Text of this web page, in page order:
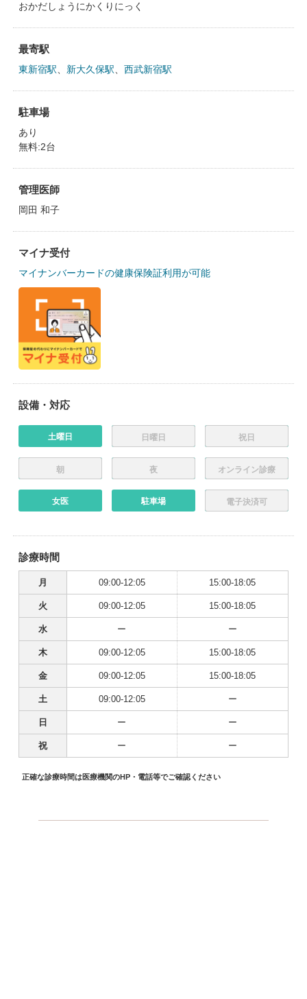
おかだしょうにかくりにっく
最寄駅
東新宿駅 新大久保駅 西武新宿駅
駐車場
あり
無料:2台
管理医師
岡田 和子
マイナ受付
マイナンバーカードの健康保険証利用が可能
設備・対応
土曜日 日曜日 祝日
朝 夜 オンライン診療
女医 駐車場 電子決済可
診療時間
月 09:00-12:05 15:00-18:05
火 09:00-12:05 15:00-18:05
水 ー ー
木 09:00-12:05 15:00-18:05
金 09:00-12:05 15:00-18:05
土 09:00-12:05 ー
日 ー ー
祝 ー ー
正確な診療時間は医療機関のHP・電話等でご確認ください